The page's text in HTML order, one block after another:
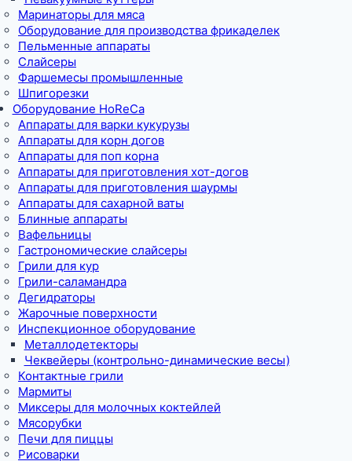
Маринаторы для мяса
Оборудование для производства фрикаделек
Пельменные аппараты
Слайсеры
Фаршемесы промышленные
Шпигорезки
Оборудование HoReCa
Аппараты для варки кукурузы
Аппараты для корн догов
Аппараты для поп корна
Аппараты для приготовления хот-догов
Аппараты для приготовления шаурмы
Аппараты для сахарной ваты
Блинные аппараты
Вафельницы
Гастрономические слайсеры
Грили для кур
Грили-саламандра
Дегидраторы
Жарочные поверхности
Инспекционное оборудование
Металлодетекторы
Чеквейеры (контрольно-динамические весы)
Контактные грили
Мармиты
Миксеры для молочных коктейлей
Мясорубки
Печи для пиццы
Рисоварки